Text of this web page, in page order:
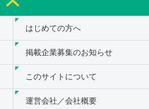
はじめての方へ
掲載企業募集のお知らせ
このサイトについて
運営会社／会社概要